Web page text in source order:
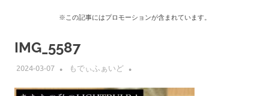
※この記事にはプロモーションが含まれています。
IMG_5587
2024-03-07 もでぃふぁいど